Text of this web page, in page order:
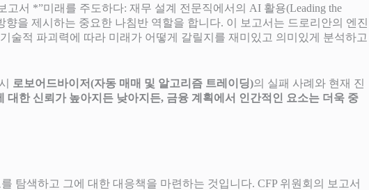
고서 *”미래를 주도하다: 재무 설계 전문직에서의 AI 활용(Leading the
향을 제시하는 중요한 나침반 역할을 합니다. 이 보고서는 드로리안의 엔진
적 파괴력에 따라 미래가 어떻게 갈릴지를 재미있고 의미있게 분석하고
로보어드바이저(자동 매매 및 알고리즘 트레이딩)의 실패 사례와 현재 진
대한 신뢰가 높아지든 낮아지든, 금융 계획에서 인간적인 요소는 더욱 중
탐색하고 그에 대한 대응책을 마련하는 것입니다. CFP 위원회의 보고서